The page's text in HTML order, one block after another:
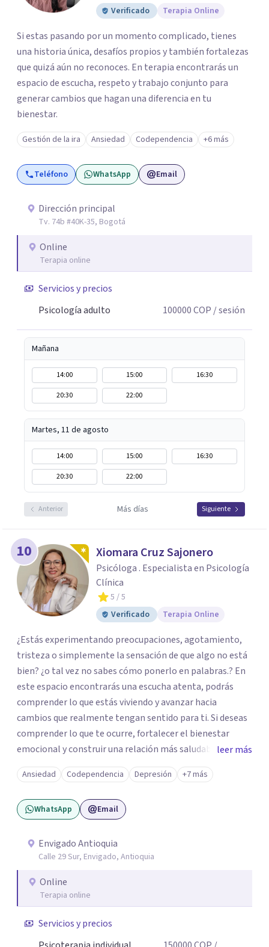
Verificado
Terapia Online
Si estas pasando por un momento complicado, tienes
una historia única, desafíos propios y también fortalezas
que quizá aún no reconoces. En terapia encontrarás un
espacio de escucha, respeto y trabajo conjunto para
generar cambios que hagan una diferencia en tu
bienestar.
Gestión de la ira Ansiedad Codependencia +6 más
Teléfono WhatsApp Email
Dirección principal
Tv. 74b #40K-35, Bogotá
Online
Terapia online
Servicios y precios
Psicología adulto
100000COP / sesión
Mañana
14:00 15:00
16:30
20:30
22:00
Martes, 11 de agosto
14:00 15:00
16:30
20:30
22:00
Anterior Más días Siguiente
10 Xiomara Cruz Sajonero
Psicóloga . Especialista en Psicología
Clínica
5 / 5
Verificado
Terapia Online
¿Estás experimentando preocupaciones, agotamiento,
tristeza o simplemente la sensación de que algo no está
bien? ¿o tal vez no sabes cómo ponerlo en palabras.? En
este espacio encontrarás una escucha atenta, podrás
comprender lo que estás viviendo y avanzar hacia
cambios que realmente tengan sentido para ti. Si deseas
comprender lo que te ocurre, fortalecer el bienestar
emocional y construir una relación más saludable
contigo mismo y con los demás y sientes que este puede
ser un buen momento para empezar, estaré dispuesta a
acompañarte en ese proceso.
leer más
Ansiedad Codependencia Depresión +7 más
WhatsApp Email
Envigado Antioquia
Calle 29 Sur, Envigado, Antioquia
Online
Terapia online
Servicios y precios